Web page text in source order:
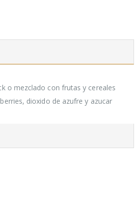
o mezclado con frutas y cereales
berries, dioxido de azufre y azucar